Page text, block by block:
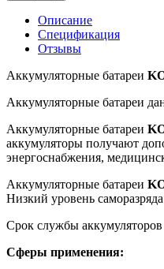
Описание
Спецификация
Отзывы
Аккумуляторные батареи
Аккумуляторные батареи
Аккумуляторные батареи
аккумуляторы получают
энергоснабжения,
Аккумуляторные батареи
Низкий уровень
Срок службы аккумуляторов
Сферы применения: